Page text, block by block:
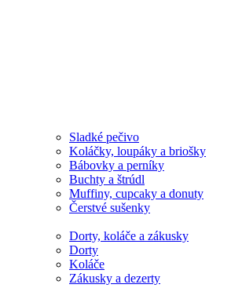
Sladké pečivo
Koláčky, loupáky a briošky
Bábovky a perníky
Buchty a štrúdl
Muffiny, cupcaky a donuty
Čerstvé sušenky
Dorty, koláče a zákusky
Dorty
Koláče
Zákusky a dezerty